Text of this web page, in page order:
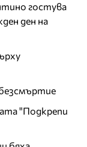
гостува
ден на
"Подкрепи